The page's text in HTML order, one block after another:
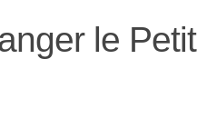
le Petit